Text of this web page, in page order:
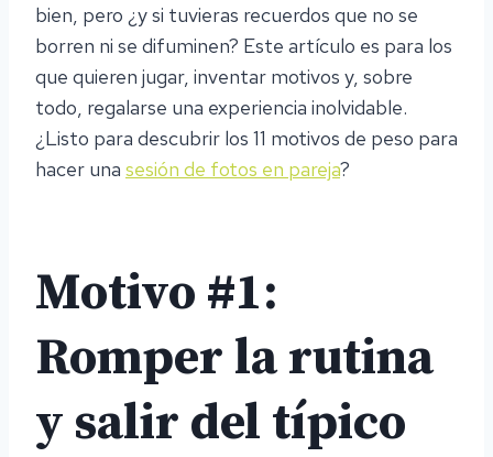
bien, pero ¿y si tuvieras recuerdos que no se
borren ni se difuminen? Este artículo es para los
que quieren jugar, inventar motivos y, sobre
todo, regalarse una experiencia inolvidable.
¿Listo para descubrir los 11 motivos de peso para
hacer una sesión de fotos en pareja?
Motivo #1:
Romper la rutina
y salir del típico